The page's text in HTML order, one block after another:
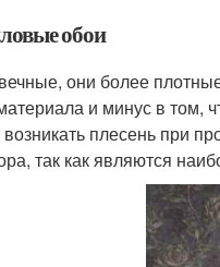
обои
они более
и минус в том,
плесень при
так как являются